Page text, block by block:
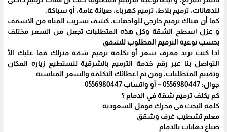
للدهانات، ترميم بلاط، ترميم كهرباء، صيانة عامة، أو سباكة.
كما أن هناك ترميم خارجي للواجهات، كشف تسريب المياه من الاسقف
و عزل اسطح الشقة وكل هذه المتطلبات تجعل من السعر مختلف
بحسب نوعية الترميم المطلوب للشقق
اذا كنت تريد معرف سعر أو تكلفة ترميم شقة منزلك فما عليك الأ
التواصل بنا عبر رقم خدمة الترميم بالشرقية لنستطيع زياره المكان
وتقييم المتطلبات، ومن ثم اعطائك التكلفة والسعر المناسبة
جوال: 0556980447 – أو واتساب 0556980447
كم يكلف ترميم شقة في الدمام ؟
كلمة البحث في محرك قوقل السعودية
معلم تشطيب غرف وشقق
صباغ دهانات بالدمام